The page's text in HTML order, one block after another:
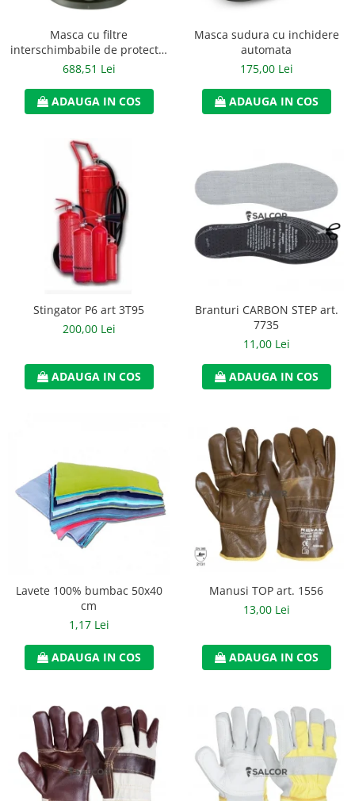
Sandale de protectie
Bocanci de protectie
Accesorii
Incaltaminte alba de protectie
Incaltaminte ESD
Pantofi fara protectie
Protectie chimica
Manusi
Manusi fibre speciale
Manusi neopren
Manusi nitril
Manusi piele
Manusi PVC
Manusi tricot impregnat
Manusi zale
Outdoor
Incaltaminte Outdoor
Curatenie si igiena
Protectia capului
Masca cu filtre
interschimbabile de protectie
respiratorie, 3M, art.D796
688,51 Lei
ADAUGA IN COS
Masca sudura cu inchidere
automata
175,00 Lei
ADAUGA IN COS
Stingator P6 art 3T95
200,00 Lei
ADAUGA IN COS
Branturi CARBON STEP art.
7735
11,00 Lei
ADAUGA IN COS
Lavete 100% bumbac 50x40
cm
1,17 Lei
ADAUGA IN COS
Manusi TOP art. 1556
13,00 Lei
ADAUGA IN COS